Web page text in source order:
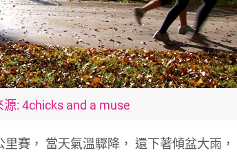
源: 4chicks and a muse
里賽， 當天氣溫驟降， 還下著傾盆大雨，